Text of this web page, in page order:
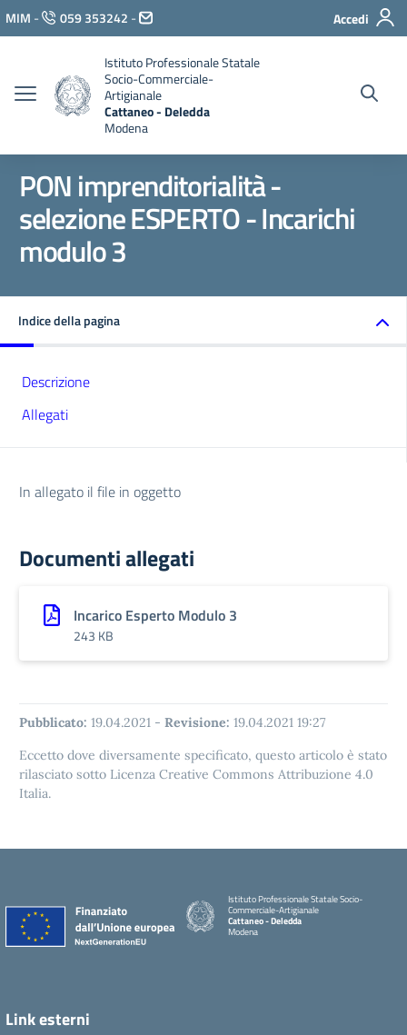
Vai ai contenuti
Vai al menu di navigazione
Vai al footer
MIM - 059 353242 - Accedi
Istituto Professionale Statale
Socio-Commerciale-
Artigianale
Cattaneo - Deledda
Modena
PON imprenditorialità -
selezione ESPERTO - Incarichi
modulo 3
Indice della pagina
Descrizione
Allegati
In allegato il file in oggetto
Documenti allegati
Incarico Esperto Modulo 3
243 KB
Pubblicato: 19.04.2021 - Revisione: 19.04.2021 19:27
Eccetto dove diversamente specificato, questo articolo è stato
rilasciato sotto Licenza Creative Commons Attribuzione 4.0
Italia.
Istituto Professionale Statale Socio-
Commerciale-Artigianale
Cattaneo - Deledda
Modena
Link esterni